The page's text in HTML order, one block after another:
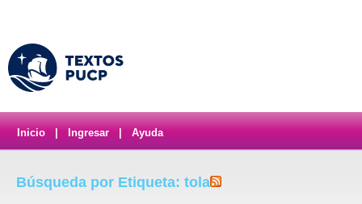
Inicio Ingresar Ayuda
Búsqueda por Etiqueta: tola